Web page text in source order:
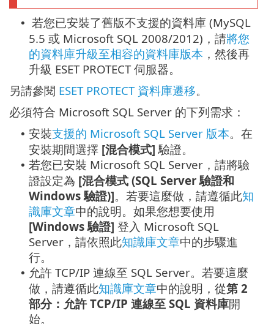
•
若您已安裝了舊版不支援的資料庫 (MySQL
5.5 或 Microsoft SQL 2008/2012)，請將您
的資料庫升級至相容的資料庫版本 ，然後再
升級 ESET PROTECT 伺服器。
另請參閱 ESET PROTECT 資料庫遷移。
必須符合 Microsoft SQL Server 的下列需求：
• 安裝支援的 Microsoft SQL Server 版本。在
安裝期間選擇 [混合模式] 驗證。
• 若您已安裝 Microsoft SQL Server，請將驗
證設定為 [混合模式 (SQL Server 驗證和
Windows 驗證)]。若要這麼做，請遵循此知
識庫文章中的說明。如果您想要使用
[Windows 驗證] 登入 Microsoft SQL
Server，請依照此知識庫文章中的步驟進
行。
• 允許 TCP/IP 連線至 SQL Server。若要這麼
做，請遵循此知識庫文章中的說明，從第 2
部分：允許 TCP/IP 連線至 SQL 資料庫開
始。